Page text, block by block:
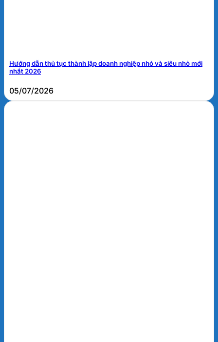
Hướng dẫn thủ tục thành lập doanh nghiệp nhỏ và siêu nhỏ mới
nhất 2026
05/07/2026